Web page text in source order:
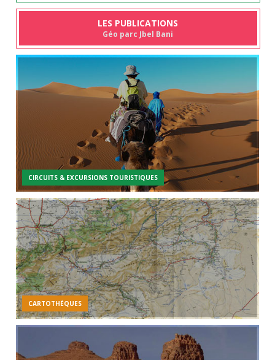
LES PUBLICATIONS
Géo parc Jbel Bani
CIRCUITS & EXCURSIONS TOURISTIQUES
CARTOTHÉQUES